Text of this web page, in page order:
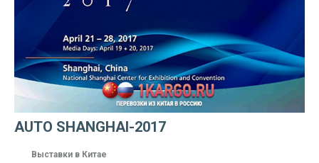
AUTO SHANGHAI-2017
Выставки в Китае